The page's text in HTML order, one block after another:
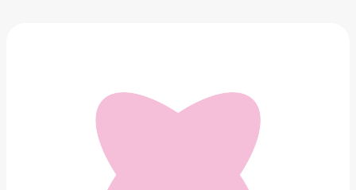
LEGO Шлем Люка Скайуокера